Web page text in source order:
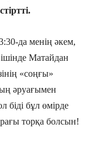
да менің әкем,
Матайдан
«соңғы»
әруағымен
бұл өмірде
торқа болсын!